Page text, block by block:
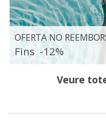
OFERTA NO
Fins -12%
Veure